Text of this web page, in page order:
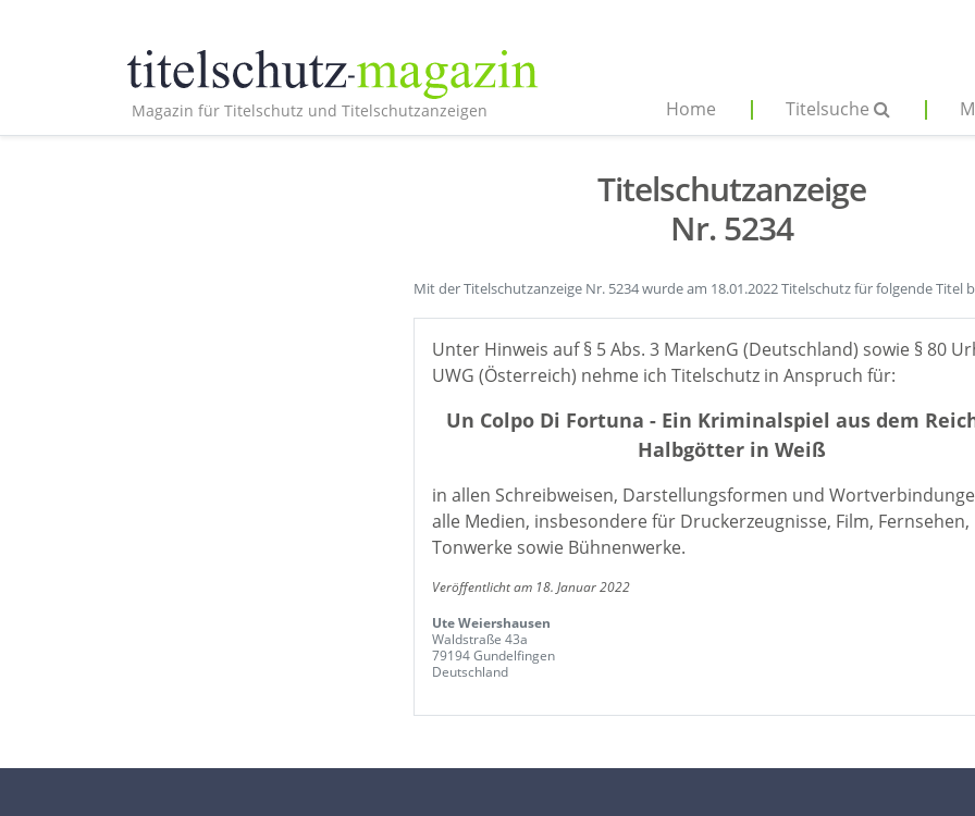
Magazin für Titelschutz und Titelschutzanzeigen Home Titelsuche
Titelschutzanzeige
Nr. 5234
Mit der Titelschutzanzeige Nr. 5234 wurde am 18.01.2022 Titelschutz für folgende Titel
Unter Hinweis auf § 5 Abs. 3 MarkenG (Deutschland) sowie § 80
UWG (Österreich) nehme ich Titelschutz in Anspruch für:
Un Colpo Di Fortuna - Ein Kriminalspiel aus dem
Halbgötter in Weiß
in allen Schreibweisen, Darstellungsformen und
alle Medien, insbesondere für Druckerzeugnisse, Film, Fernsehen,
Tonwerke sowie Bühnenwerke.
Veröffentlicht am 18. Januar 2022
Ute Weiershausen
Waldstraße 43a
79194 Gundelfingen
Deutschland